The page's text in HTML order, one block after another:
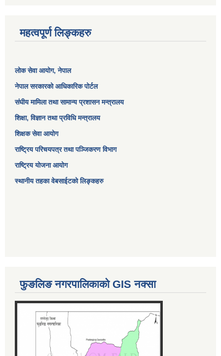
महत्वपूर्ण लिङ्कहरु
लोक सेवा आयोग, नेपाल
नेपाल सरकारको आधिकारिक पोर्टल
संघीय मामिला तथा सामान्य प्रशासन मन्त्रालय
शिक्षा, विज्ञान तथा प्रविधि मन्त्रालय
शिक्षक सेवा आयोग
राष्ट्रिय परिचयपत्र तथा पञ्जिकरण विभाग
राष्ट्रिय योजना आयोग
स्थानीय तहका वेबसाईटको लिङ्कहरु
फुङलिङ नगरपालिकाको GIS नक्सा